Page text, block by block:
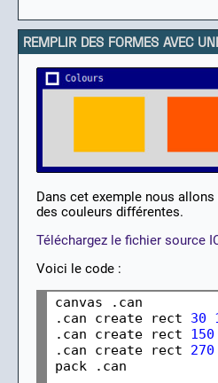
REMPLIR DES FORMES AVEC
Dans cet exemple nous
des couleurs différentes.
Téléchargez le fichier source
Voici le code :
canvas .can
.can create rect 30
.can create rect 150
.can create rect 270
pack .can